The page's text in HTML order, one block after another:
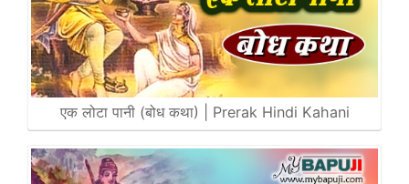
एक लोटा पानी (बोध कथा) | Prerak Hindi Kahani